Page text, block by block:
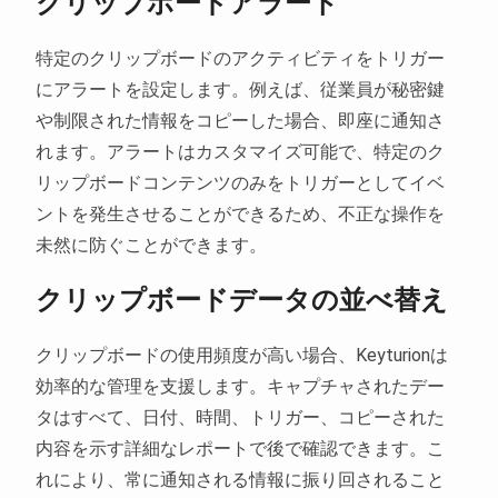
特定のクリップボードのアクティビティをトリガー
にアラートを設定します。例えば、従業員が秘密鍵
や制限された情報をコピーした場合、即座に通知さ
れます。アラートはカスタマイズ可能で、特定のク
リップボードコンテンツのみをトリガーとしてイベ
ントを発生させることができるため、不正な操作を
未然に防ぐことができます。
クリップボードデータの並べ替え
クリップボードの使用頻度が高い場合、Keyturionは
効率的な管理を支援します。キャプチャされたデー
タはすべて、日付、時間、トリガー、コピーされた
内容を示す詳細なレポートで後で確認できます。こ
れにより、常に通知される情報に振り回されること